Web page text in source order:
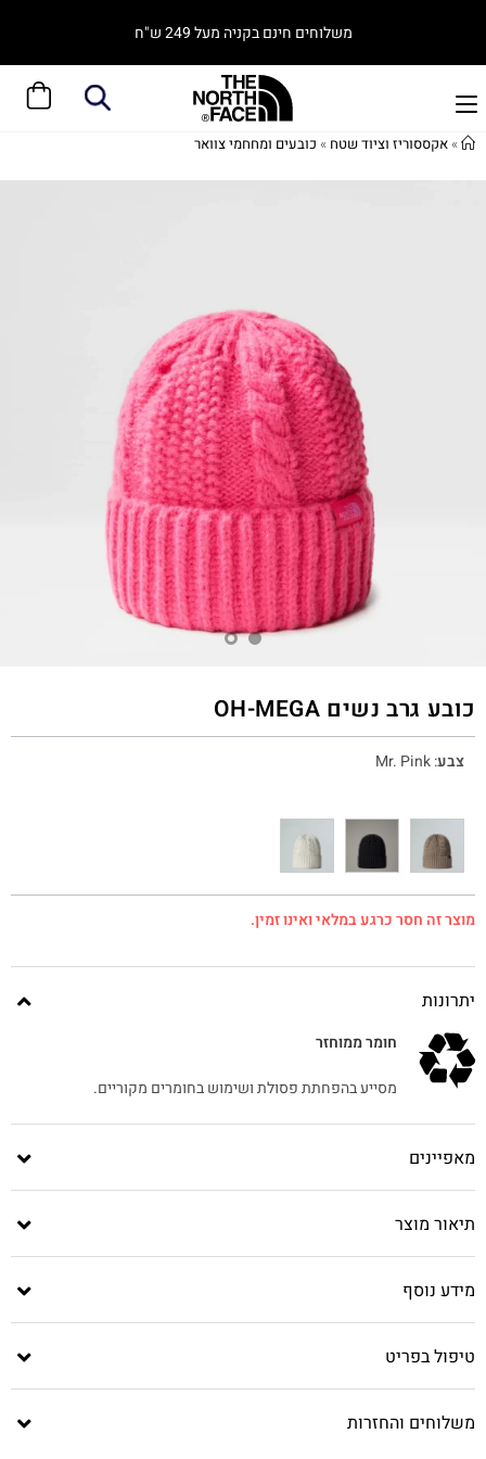
משלוחים חינם בקניה מעל 249 ש"ח
»אקססוריז וציוד שטח » כובעים ומחחמי צוואר
כובע גרב נשים OH-MEGA
צבע:
Mr. Pink
מוצר זה חסר כרגע במלאי ואינו זמין.
יתרונות
חומר ממוחזר
מסייע בהפחתת פסולת ושימוש בחומרים מקוריים.
מאפיינים
תיאור מוצר
מידע נוסף
טיפול בפריט
משלוחים והחזרות